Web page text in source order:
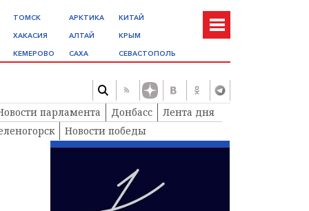
ТОМСК
ХАКАСИЯ
КЕМЕРОВО
АРКТИКА
АЛТАЙ
САХА
КИТАЙ
КРЫМ
СЕВАСТОПОЛЬ
парламента Донбасс
Лента дня
Новости победы